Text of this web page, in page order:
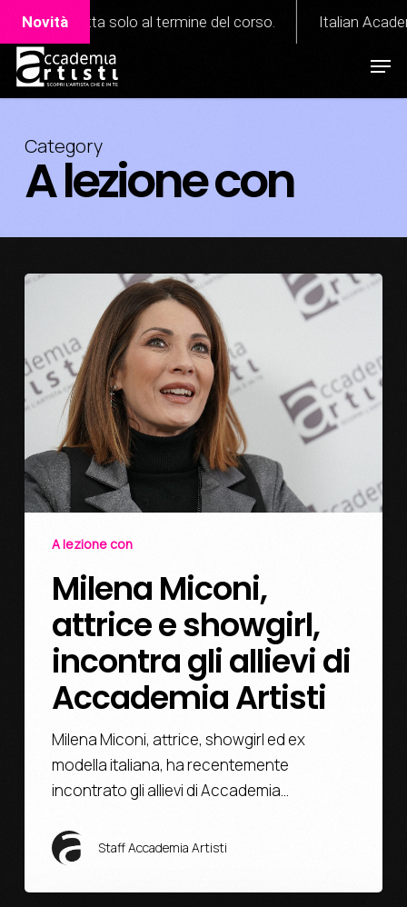
Skip
main
content
Novità
solo al termine del corso. Italian Academy of
Category
A lezione con
A lezione con
Milena Miconi,
attrice e showgirl,
incontra gli allievi di
Accademia Artisti
Milena Miconi, attrice, showgirl ed ex
modella italiana, ha recentemente
incontrato gli allievi di Accademia…
Staff Accademia Artisti
Close